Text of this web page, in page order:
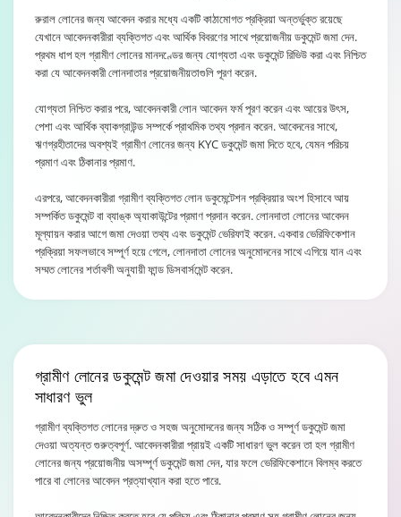
রুরাল লোনের জন্য আবেদন করার মধ্যে একটি কাঠামোগত প্রক্রিয়া অন্তর্ভুক্ত রয়েছে
যেখানে আবেদনকারীরা ব্যক্তিগত এবং আর্থিক বিবরণের সাথে প্রয়োজনীয় ডকুমেন্ট জমা দেন.
প্রথম ধাপ হল গ্রামীণ লোনের মানদণ্ডের জন্য যোগ্যতা এবং ডকুমেন্ট রিভিউ করা এবং নিশ্চিত
করা যে আবেদনকারী লোনদাতার প্রয়োজনীয়তাগুলি পূরণ করেন.
যোগ্যতা নিশ্চিত করার পরে, আবেদনকারী লোন আবেদন ফর্ম পূরণ করেন এবং আয়ের উৎস,
পেশা এবং আর্থিক ব্যাকগ্রাউন্ড সম্পর্কে প্রাথমিক তথ্য প্রদান করেন. আবেদনের সাথে,
ঋণগ্রহীতাদের অবশ্যই গ্রামীণ লোনের জন্য KYC ডকুমেন্ট জমা দিতে হবে, যেমন পরিচয়
প্রমাণ এবং ঠিকানার প্রমাণ.
এরপরে, আবেদনকারীরা গ্রামীণ ব্যক্তিগত লোন ডকুমেন্টেশন প্রক্রিয়ার অংশ হিসাবে আয়
সম্পর্কিত ডকুমেন্ট বা ব্যাঙ্ক অ্যাকাউন্টের প্রমাণ প্রদান করেন. লোনদাতা লোনের আবেদন
মূল্যায়ন করার আগে জমা দেওয়া তথ্য এবং ডকুমেন্ট ভেরিফাই করেন. একবার ভেরিফিকেশান
প্রক্রিয়া সফলভাবে সম্পূর্ণ হয়ে গেলে, লোনদাতা লোনের অনুমোদনের সাথে এগিয়ে যান এবং
সম্মত লোনের শর্তাবলী অনুযায়ী ফান্ড ডিসবার্সমেন্ট করেন.
গ্রামীণ লোনের ডকুমেন্ট জমা দেওয়ার সময় এড়াতে হবে এমন
সাধারণ ভুল
গ্রামীণ ব্যক্তিগত লোনের দ্রুত ও সহজ অনুমোদনের জন্য সঠিক ও সম্পূর্ণ ডকুমেন্ট জমা
দেওয়া অত্যন্ত গুরুত্বপূর্ণ. আবেদনকারীরা প্রায়ই একটি সাধারণ ভুল করেন তা হল গ্রামীণ
লোনের জন্য প্রয়োজনীয় অসম্পূর্ণ ডকুমেন্ট জমা দেন, যার ফলে ভেরিফিকেশানে বিলম্ব করতে
পারে বা লোনের আবেদন প্রত্যাখ্যান করা হতে পারে.